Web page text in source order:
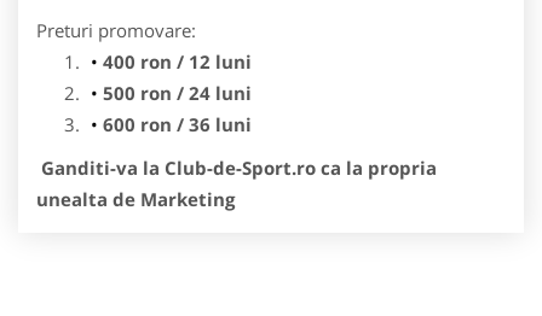
Preturi promovare:
400 ron / 12 luni
500 ron / 24 luni
600 ron / 36 luni
Ganditi-va la Club-de-Sport.ro ca la propria
unealta de Marketing